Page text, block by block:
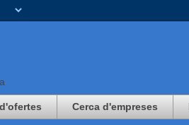
Cerca d'empreses